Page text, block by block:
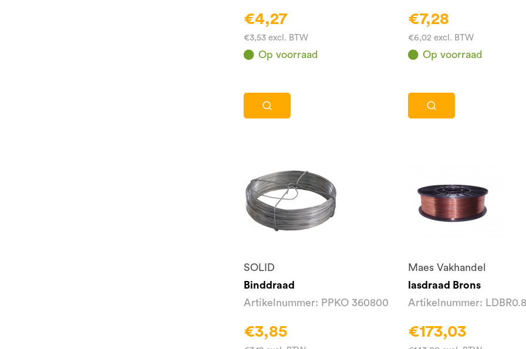
€4,27
€3,53 excl. BTW
Op voorraad
€7,28
€6,02 excl. BTW
Op voorraad
SOLID
Binddraad
Artikelnummer: PPKO 360800
€3,85
Maes Vakhandel
lasdraad Brons
Artikelnummer:
€173,03